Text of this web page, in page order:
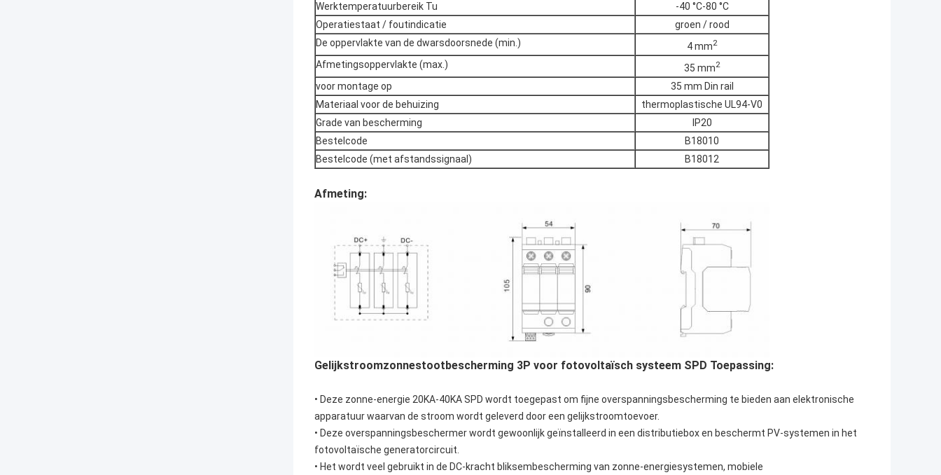
Werktemperatuurbereik Tu
-40 °C-80 °C
Operatiestaat / foutindicatie
groen / rood
De oppervlakte van de dwarsdoorsnede (min.)
4 mm2
Afmetingsoppervlakte (max.) 35 mm2
voor montage op
35 mm Din rail
Materiaal voor de behuizing
thermoplastische UL94-V0
Grade van bescherming
IP20
Bestelcode
B18010
Bestelcode (met afstandssignaal)
B18012
Afmeting:
Gelijkstroomzonnestootbescherming 3P voor fotovoltaïsch systeem SPD Toepassing:
• Deze zonne-energie 20KA-40KA SPD wordt toegepast om fijne overspanningsbescherming te bieden aan elektronische
apparatuur waarvan de stroom wordt geleverd door een gelijkstroomtoevoer.
• Deze overspanningsbeschermer wordt gewoonlijk geïnstalleerd in een distributiebox en beschermt PV-systemen in het
fotovoltaïsche generatorcircuit.
• Het wordt veel gebruikt in de DC-kracht bliksembescherming van zonne-energiesystemen, mobiele